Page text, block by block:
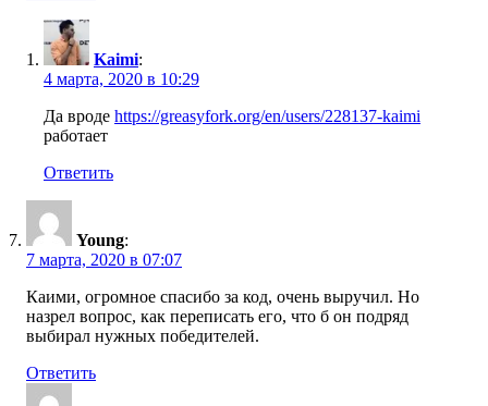
Kaimi:
4 марта, 2020 в 10:29
Да вроде https://greasyfork.org/en/users/228137-kaimi
работает
Ответить
Young:
7 марта, 2020 в 07:07
Каими, огромное спасибо за код, очень выручил. Но
назрел вопрос, как переписать его, что б он подряд
выбирал нужных победителей.
Ответить